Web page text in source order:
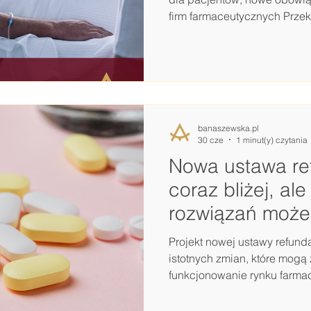
firm farmaceutycznych
od lat funkcjonuje na styku
jeszcze w s
Nowa ustawa
coraz bliżej,
rozwiązań
Projekt nowej ustawy
istotnych zmian, które
funkcjonowanie rynku
banaszewska.pl
30 cze
1 minut(y) czytania